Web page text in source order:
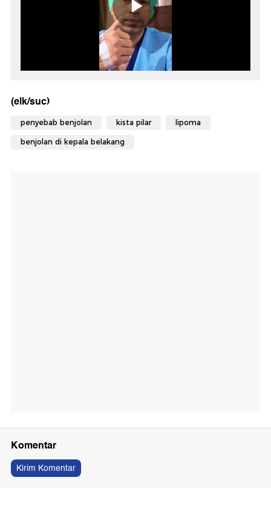
(elk/suc)
penyebab benjolan kista pilar lipoma
benjolan di kepala belakang
Komentar
Kirim Komentar